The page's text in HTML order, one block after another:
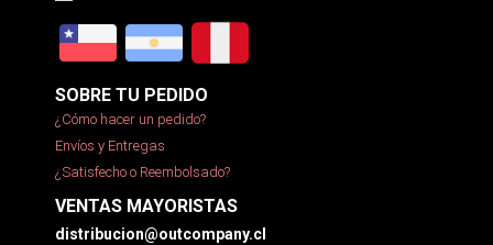
SOBRE TU PEDIDO
¿Cómo hacer un pedido?
Envíos y Entregas
¿Satisfecho o Reembolsado?
VENTAS MAYORISTAS
distribucion@outcompany.cl